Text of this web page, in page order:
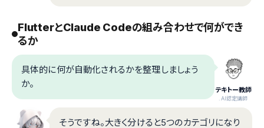
FlutterとClaude Codeの組み合わせで何ができ
るか
テキトー教師
.AI認定講師
具体的に何が自動化されるかを整理しましょう
か。
そうですね。大きく分けると5つのカテゴリになり